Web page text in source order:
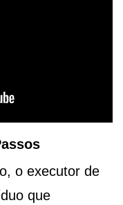
o executor de
que